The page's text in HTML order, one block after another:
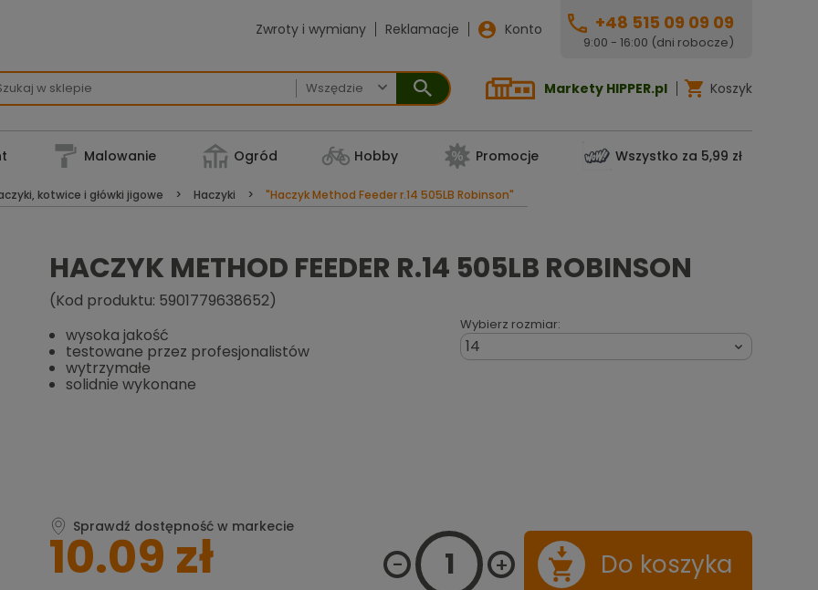
Zwroty i wymiany Reklamacje Konto +48 515 09 09 09
9:00 - 16:00 (dni robocze)
 Markety HIPPER.pl Koszyk
Malowanie Ogród Hobby Promocje Wszystko za 5,99 zł
kotwice i główki jigowe Haczyki "Haczyk Method Feeder r.14 505LB Robinson"
HACZYK METHOD FEEDER R.14 505LB ROBINSON
(Kod produktu: 5901779638652)
wysoka jakość
testowane przez profesjonalistów
wytrzymałe
solidnie wykonane
Wybierz rozmiar:
14 
Sprawdź dostępność w markecie
10.09 zł Do koszyka